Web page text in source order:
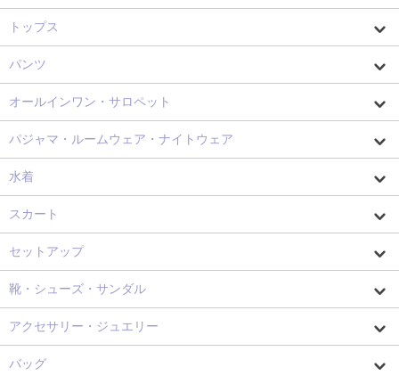
トップス
パンツ
オールインワン・サロペット
パジャマ・ルームウェア・ナイトウェア
水着
スカート
セットアップ
靴・シューズ・サンダル
アクセサリー・ジュエリー
バッグ